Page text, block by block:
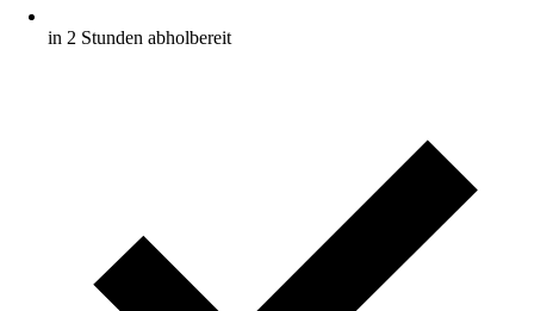
in 2 Stunden abholbereit